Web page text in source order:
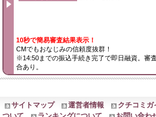
10秒で簡易審査結果表示！
CMでもおなじみの信頼度抜群！
※14:50までの振込手続き完了で即日融資。審
合あり。
サイトマップ 運営者情報 クチコミガ